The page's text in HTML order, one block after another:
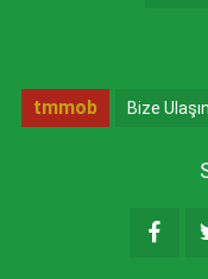
tmmob Bize Ulaşın